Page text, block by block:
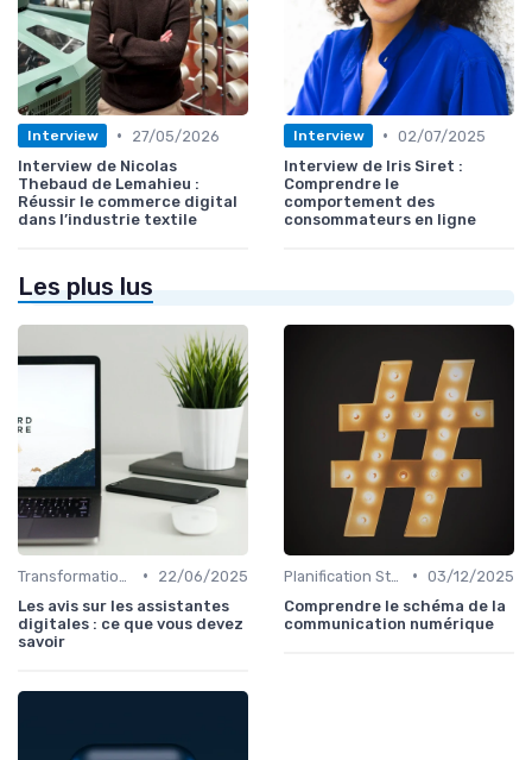
Interview •
27/05/2026
Interview de Nicolas
Thebaud de Lemahieu :
Réussir le commerce digital
dans l’industrie textile
Interview • 02/07/2025
Interview de Iris Siret :
Comprendre le
comportement des
consommateurs en ligne
Les plus lus
•
22/06/2025
Les avis sur les assistantes
digitales : ce que vous devez
savoir
• 03/12/2025
Comprendre le schéma de la
communication numérique